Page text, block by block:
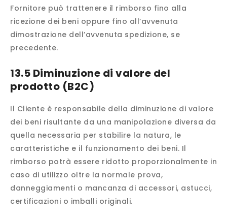
Fornitore può trattenere il rimborso fino alla
ricezione dei beni oppure fino all’avvenuta
dimostrazione dell’avvenuta spedizione, se
precedente.
13.5 Diminuzione di valore del
prodotto (B2C)
Il Cliente è responsabile della diminuzione di valore
dei beni risultante da una manipolazione diversa da
quella necessaria per stabilire la natura, le
caratteristiche e il funzionamento dei beni. Il
rimborso potrà essere ridotto proporzionalmente in
caso di utilizzo oltre la normale prova,
danneggiamenti o mancanza di accessori, astucci,
certificazioni o imballi originali.